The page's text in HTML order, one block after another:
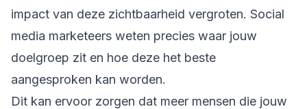
impact van deze zichtbaarheid vergroten. Social
media marketeers weten precies waar jouw
doelgroep zit en hoe deze het beste
aangesproken kan worden.
Dit kan ervoor zorgen dat meer mensen die jouw